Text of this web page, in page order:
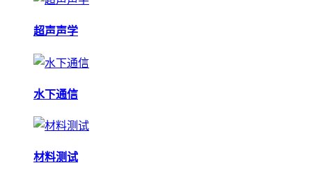
超声声学
水下通信
材料测试